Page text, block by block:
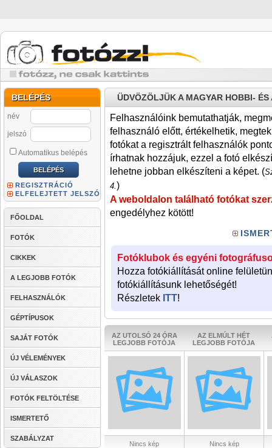
BELÉPÉS
név
jelszó
Automatikus belépés
REGISZTRÁCIÓ
ELFELEJTETT JELSZÓ
FŐOLDAL
FOTÓK
CIKKEK
A LEGJOBB FOTÓK
FELHASZNÁLÓK
GÉPTÍPUSOK
SAJÁT FOTÓK
ÚJ VÉLEMÉNYEK
ÚJ VÁLASZOK
FOTÓK FELTÖLTÉSE
ISMERTETŐ
SZABÁLYZAT
ÜDVÖZÖLJÜK A MAGYAR HOBBI-
Felhasználóink bemutathatják,
felhasználó előtt, értékelhetik,
fotókat a regisztrált felhasználók
írhatnak hozzájuk, ezzel a fotó
lehetne jobban elkészíteni a képet. (
4.)
A weboldalon található fotókat
engedélyhez kötött!
Fotóklubok és egyéni
Hozza fotókiállítását online
fotókiállításunk lehetőségét!
Részletek ITT!
AZ UTOLSÓ 24 ÓRA
LEGJOBB FOTÓJA
AZ ELMÚLT HÉT
LEGJOBB FOTÓJA
Nincs kép Nincs kép